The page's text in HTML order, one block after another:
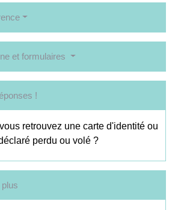
et formulaires
!
retrouvez une carte d'identité ou
perdu ou volé ?